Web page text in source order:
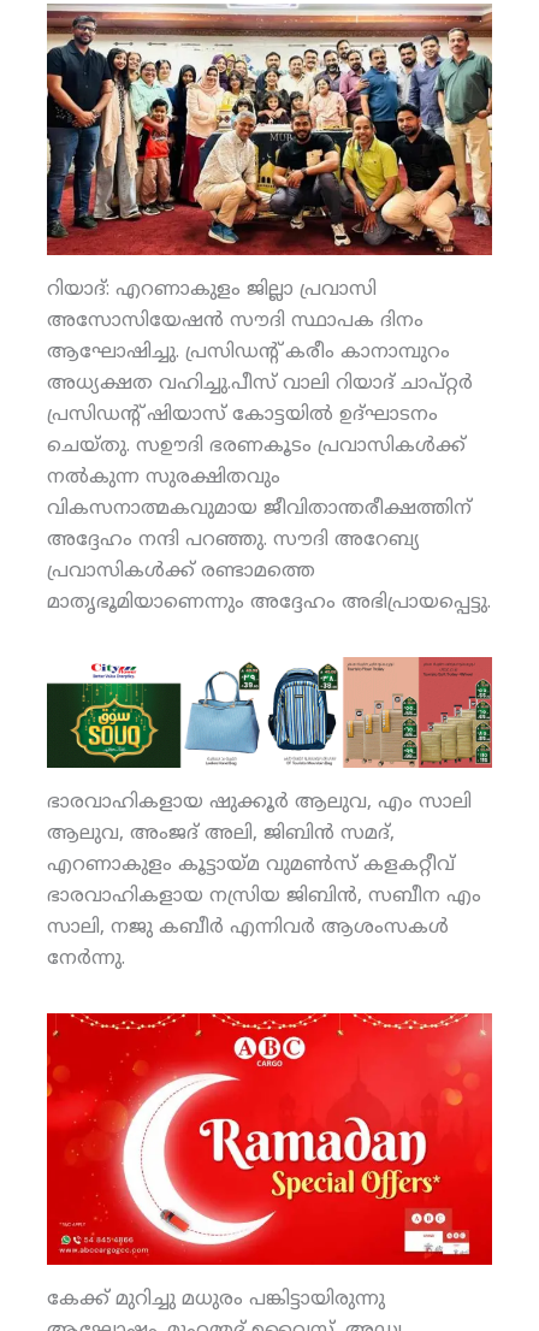
റിയാദ്: എറണാകുളം ജില്ലാ പ്രവാസി
അസോസിയേഷന്‍ സൗദി സ്ഥാപക ദിനം
ആഘോഷിച്ചു. പ്രസിഡന്റ് കരീം കാനാമ്പുറം
അധ്യക്ഷത വഹിച്ചു.പീസ് വാലി റിയാദ് ചാപ്റ്റര്‍
പ്രസിഡന്റ് ഷിയാസ് കോട്ടയില്‍ ഉദ്ഘാടനം
ചെയ്തു. സഊദി ഭരണകൂടം പ്രവാസികള്‍ക്ക്
നല്‍കുന്ന സുരക്ഷിതവും
വികസനാത്മകവുമായ ജീവിതാന്തരീക്ഷത്തിന്
അദ്ദേഹം നന്ദി പറഞ്ഞു. സൗദി അറേബ്യ
പ്രവാസികള്‍ക്ക് രണ്ടാമത്തെ
മാതൃഭൂമിയാണെന്നും അദ്ദേഹം അഭിപ്രായപ്പെട്ടു.
ഭാരവാഹികളായ ഷുക്കൂര്‍ ആലുവ, എം സാലി
ആലുവ, അംജദ് അലി, ജിബിന്‍ സമദ്,
എറണാകുളം കൂട്ടായ്മ വുമണ്‍സ് കളകറ്റീവ്
ഭാരവാഹികളായ നസ്രിയ ജിബിന്‍, സബീന എം
സാലി, നജു കബീര്‍ എന്നിവര്‍ ആശംസകള്‍
നേര്‍ന്നു.
കേക്ക് മുറിച്ചു മധുരം പങ്കിട്ടായിരുന്നു